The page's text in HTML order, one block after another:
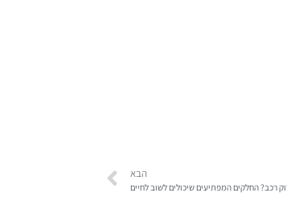
הבא
רכב? החלקים המפתיעים שיכולים לשוב לחיים